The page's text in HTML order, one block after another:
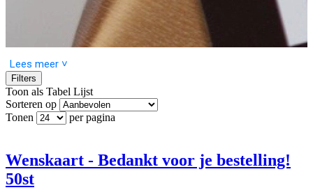
Maak het verschil met een persoonlijk kaartje! Bedank uw klanten
kunt schrijven voor de ontvanger. Door de klant persoonlijk te
bedanken verhoogt u de betrokkenheid bij de ontvanger. Dit zorgt
voor een extra verrassingseffect voor de klant en kan resulteren in
Lees meer ˅
Filters
Toon als Tabel Lijst
Sorteren op
Tonen
per pagina
Wenskaart - Bedankt voor je bestelling!
50st